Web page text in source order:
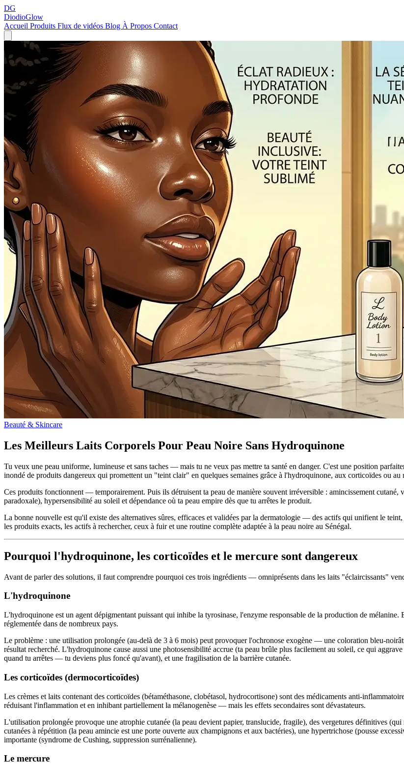
DG
DiodioGlow
Accueil Produits Flux de vidéos Blog À Propos Contact
Beauté & Skincare
Les Meilleurs Laits Corporels Pour Peau Noire Sans Hydroquinone
Tu veux une peau uniforme, lumineuse et sans taches — mais tu ne veux pas mettre ta santé en danger. C'est une position
inondé de produits dangereux qui promettent un "teint clair" en quelques semaines grâce à l'hydroquinone, aux corticoïdes ou au
Ces produits fonctionnent — temporairement. Puis ils détruisent ta peau de manière souvent irréversible : amincissement
paradoxale), hypersensibilité au soleil et dépendance où ta peau empire dès que tu arrêtes le produit.
La bonne nouvelle est qu'il existe des alternatives sûres, efficaces et validées par la dermatologie — des actifs qui unifient le
les produits exacts, les actifs à rechercher, ceux à fuir et une routine complète adaptée à la peau noire au Sénégal.
Pourquoi l'hydroquinone, les corticoïdes et le mercure sont dangereux
Avant de parler des solutions, il faut comprendre pourquoi ces trois ingrédients — omniprésents dans les laits "éclaircissants"
L'hydroquinone
L'hydroquinone est un agent dépigmentant puissant qui inhibe la tyrosinase, l'enzyme responsable de la production de
réglementée dans de nombreux pays.
Le problème : une utilisation prolongée (au-delà de 3 à 6 mois) peut provoquer l'ochronose exogène — une coloration bleu-
résultat recherché. L'hydroquinone cause aussi une photosensibilité accrue (ta peau brûle plus facilement au soleil, ce qui
quand tu arrêtes — tu deviens plus foncé qu'avant), et une fragilisation de la barrière cutanée.
Les corticoïdes (dermocorticoïdes)
Les crèmes et laits contenant des corticoïdes (bétaméthasone, clobétasol, hydrocortisone) sont des médicaments anti-
réduisant l'inflammation et en inhibant partiellement la mélanogenèse — mais les effets secondaires sont dévastateurs.
L'utilisation prolongée provoque une atrophie cutanée (la peau devient papier, translucide, fragile), des vergetures définitives
cutanées à répétition (la peau amincie est une porte ouverte aux champignons et aux bactéries), une hypertrichose (pousse
importante (syndrome de Cushing, suppression surrénalienne).
Le mercure